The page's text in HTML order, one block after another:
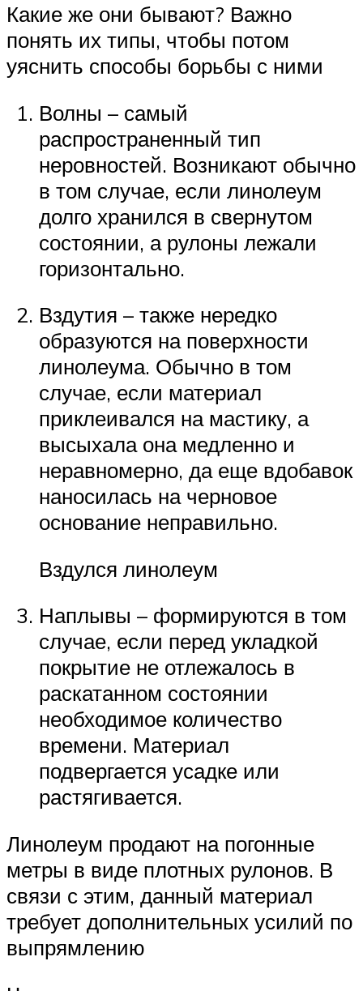
Какие же они бывают? Важно
понять их типы, чтобы потом
уяснить способы борьбы с ними
Волны – самый
распространенный тип
неровностей. Возникают обычно
в том случае, если линолеум
долго хранился в свернутом
состоянии, а рулоны лежали
горизонтально.
Вздутия – также нередко
образуются на поверхности
линолеума. Обычно в том
случае, если материал
приклеивался на мастику, а
высыхала она медленно и
неравномерно, да еще вдобавок
наносилась на черновое
основание неправильно.
Вздулся линолеум
Наплывы – формируются в том
случае, если перед укладкой
покрытие не отлежалось в
раскатанном состоянии
необходимое количество
времени. Материал
подвергается усадке или
растягивается.
Линолеум продают на погонные
метры в виде плотных рулонов. В
связи с этим, данный материал
требует дополнительных усилий по
выпрямлению